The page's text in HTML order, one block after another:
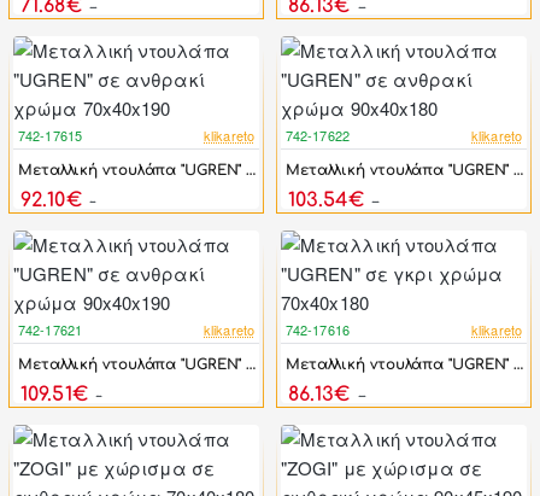
71.68€ 86.13€
-17%
742-17615 klikareto
Μεταλλική ντουλάπα "UGREN" σε ανθρακί χρώμα 70x40x190
92.10€
-17%
742-17622 klikareto
Μεταλλική ντουλάπα "UGREN" σε ανθρακί χρώμα 90x40x180
103.54€
-17%
742-17621 klikareto
Μεταλλική ντουλάπα "UGREN" σε ανθρακί χρώμα 90x40x190
109.51€
-17%
742-17616 klikareto
Μεταλλική ντουλάπα "UGREN" σε γκρι χρώμα 70x40x180
86.13€